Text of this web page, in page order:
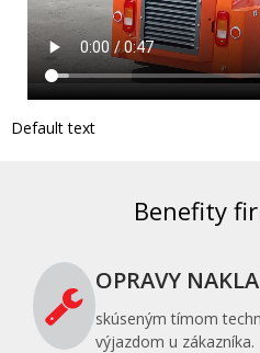
Default text
Benefity
OPRAVY
skúseným tímom
výjazdom u zákazníka.